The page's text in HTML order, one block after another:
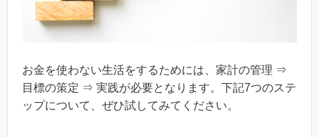
お金を使わない生活をするためには、家計の管理 ⇒
目標の策定 ⇒ 実践が必要となります。下記7つのステ
ップについて、ぜひ試してみてください。